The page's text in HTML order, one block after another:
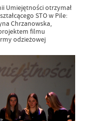
Umiejętności otrzymał
STO w Pile:
Chrzanowska,
filmu
odzieżowej